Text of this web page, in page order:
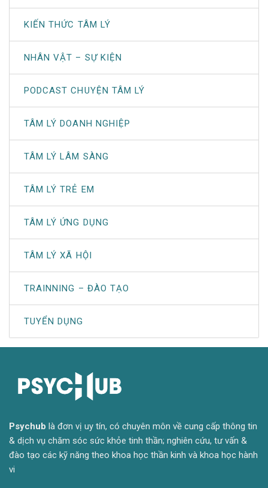
KIẾN THỨC TÂM LÝ
NHÂN VẬT – SỰ KIỆN
PODCAST CHUYỆN TÂM LÝ
TÂM LÝ DOANH NGHIỆP
TÂM LÝ LÂM SÀNG
TÂM LÝ TRẺ EM
TÂM LÝ ỨNG DỤNG
TÂM LÝ XÃ HỘI
TRAINNING – ĐÀO TẠO
TUYỂN DỤNG
Psychub là đơn vị uy tín, có chuyên môn về cung cấp thông tin
& dịch vụ chăm sóc sức khỏe tinh thần; nghiên cứu, tư vấn &
đào tạo các kỹ năng theo khoa học thần kinh và khoa học hành
vi